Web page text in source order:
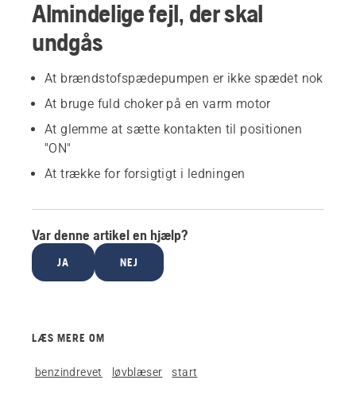
Almindelige fejl, der skal
undgås
At brændstofspædepumpen er ikke spædet nok
At bruge fuld choker på en varm motor
At glemme at sætte kontakten til positionen
"ON"
At trække for forsigtigt i ledningen
Var denne artikel en hjælp?
JA NEJ
LÆS MERE OM
benzindrevet løvblæser start